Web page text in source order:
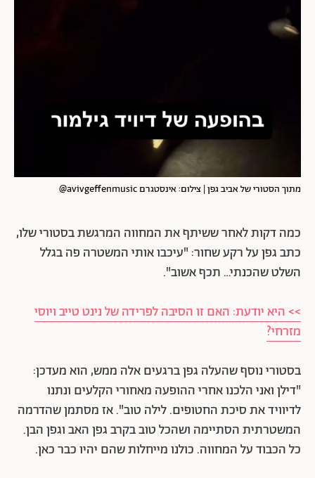
מתוך הסטורי של אביב גפן | צילום: אינסטגרם avivgeffenmusic@
כמה דקות לאחר ששיתף את המחווה המרגשת בסטורי שלו,
כתב גפן על רקע שחור: "עיכבו אותי המשטרה פה בגלל
השלט שהכנתי… תכף אשוב".
>> היא יודעת: האם זו הסיבה לפרידה של נינט טייב ויוסי
מזרחי?
בסטורי נוסף שהעלה גפן ברגעים אלה ממש, הוא מעדכן:
"דילן ואני הלכנו אחרי ההופעה מאחורי הקלעים ונתנו
לדיוויד את סיכת החטופים. לילה טוב". אז מסתמן שהדרמה
המשטרתית הסתיימה ושהכל טוב בקרב גפן האב וגפן הבן.
כל הכבוד על המחווה. כולנו מייחלות שהם יהיו כבר כאן.